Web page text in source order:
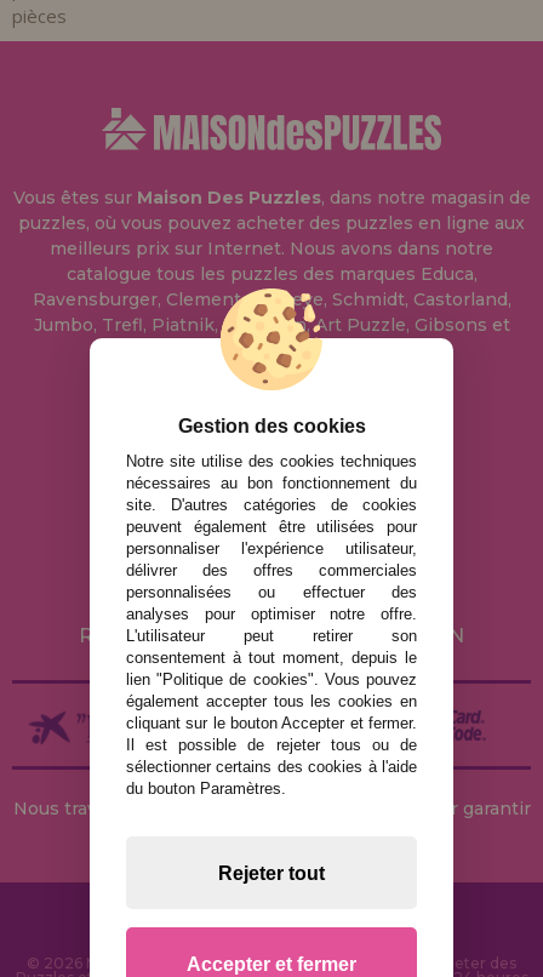
pièces
Vous êtes sur Maison Des Puzzles, dans notre magasin de
puzzles, où vous pouvez acheter des puzzles en ligne aux
meilleurs prix sur Internet. Nous avons dans notre
catalogue tous les puzzles des marques Educa,
Ravensburger, Clementoni, Heye, Schmidt, Castorland,
Jumbo, Trefl, Piatnik, Anatolian, Art Puzzle, Gibsons et
bien d'autres.
info@maisondespuzzles.fr
MENTIONS LÉGALES
POLITIQUE DE CONFIDENTIALITÉ
POLITIQUE DE COOKIES
LIVRAISON ET RETOUR
RETOURS / DROIT DE RÉTRACTATION
Nous travaillons avec des stocks permanents pour garantir
© 2026 MaisonDesPuzzles.fr - Boutique en ligne pour acheter des
Gestion des cookies
Notre site utilise des cookies techniques
nécessaires au bon fonctionnement du
site. D'autres catégories de cookies
peuvent également être utilisées pour
personnaliser l'expérience utilisateur,
délivrer des offres commerciales
personnalisées ou effectuer des
analyses pour optimiser notre offre.
L'utilisateur peut retirer son
consentement à tout moment, depuis le
lien "Politique de cookies". Vous pouvez
également accepter tous les cookies en
cliquant sur le bouton Accepter et fermer.
Il est possible de rejeter tous ou de
sélectionner certains des cookies à l'aide
du bouton Paramètres.
Rejeter tout
Accepter et fermer